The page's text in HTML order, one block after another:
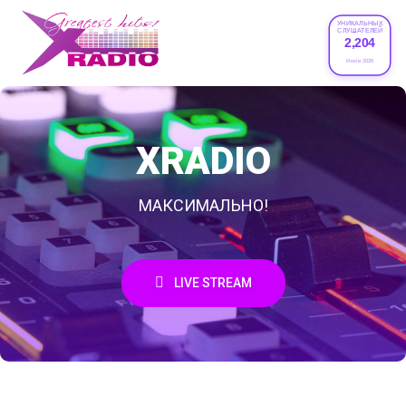
УНИКАЛЬНЫХ
СЛУШАТЕЛЕЙ
2,204
Июле 2026
XRADIO
МАКСИМАЛЬНО!
LIVE STREAM